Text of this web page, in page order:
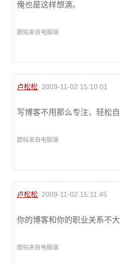
俺也是这样想滴。
跟帖来自电脑端
卢松松 2009-11-02 15:10:01
写博客不用那么专注，轻松
跟帖来自电脑端
卢松松 2009-11-02 15:11:45
你的博客和你的职业关系不
跟帖来自电脑端